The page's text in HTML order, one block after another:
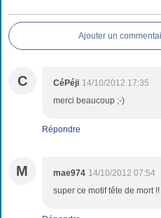
Ajouter un
C CéPéji 14/10/2012 17:35
merci beaucoup ;-)
Répondre
M mae974 14/10/2012 07:54
super ce motif tête de mort